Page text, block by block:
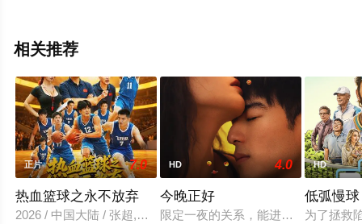
相关推荐
正片 7.0
热血篮球之永不放弃
2026 / 中国大陆 / 张超,牛一臣,王志强,王云鹏,吴长青
HD 4.0
今晚正好
限定一夜的关系，能进展到哪一步
HD
低弧慢球
为了拯救